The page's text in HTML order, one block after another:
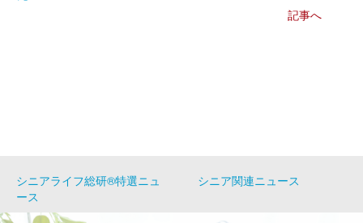
記事へ
シニアライフ総研®特選ニュ
ース
シニア関連ニュース